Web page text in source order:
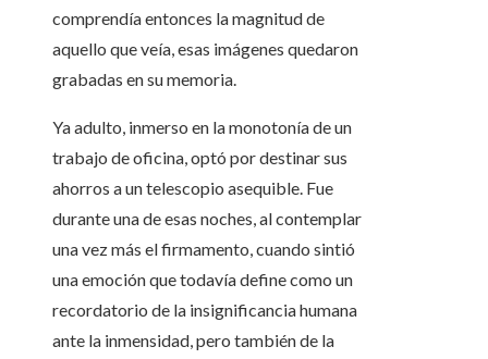
comprendía entonces la magnitud de
aquello que veía, esas imágenes quedaron
grabadas en su memoria.
Ya adulto, inmerso en la monotonía de un
trabajo de oficina, optó por destinar sus
ahorros a un telescopio asequible. Fue
durante una de esas noches, al contemplar
una vez más el firmamento, cuando sintió
una emoción que todavía define como un
recordatorio de la insignificancia humana
ante la inmensidad, pero también de la